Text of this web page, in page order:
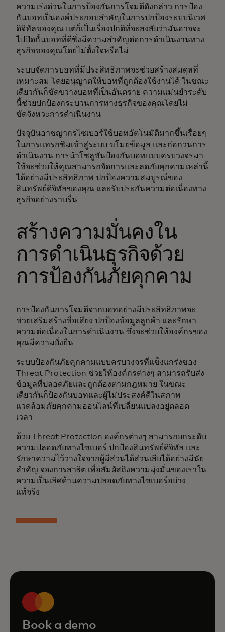
ความเร่งด่วนในการป้องกันการโจมตีดังกล่าว การป้อง
กันบอทเป็นองค์ประกอบสำคัญในการปกป้องระบบนิเวศ
ดิจิทัลของคุณ แต่ก็เป็นเรื่องปกติที่จะสงสัยว่ามันอาจจะ
ไปปิดกั้นบอทที่ดีซึ่งมีความสำคัญต่อการดำเนินงานทาง
ธุรกิจของคุณโดยไม่ตั้งใจหรือไม่
ระบบจัดการบอทที่มีประสิทธิภาพจะช่วยสร้างสมดุลที่
เหมาะสม โดยอนุญาตให้บอทที่ถูกต้องใช้งานได้ ในขณะ
เดียวกันก็ขัดขวางบอทที่เป็นอันตราย ความแม่นยำระดับ
นี้ช่วยปกป้องกระบวนการทางธุรกิจของคุณโดยไม่
ขัดจังหวะการดำเนินงาน
ปัจจุบันอาชญากรไซเบอร์ใช้บอทอัตโนมัติมากขึ้นเรื่อยๆ
ในการแทรกซึมเข้าสู่ระบบ ขโมยข้อมูล และก่อกวนการ
ดำเนินงาน การนำโซลูชันป้องกันบอทแบบครบวงจรมา
ใช้จะช่วยให้คุณสามารถจัดการและลดภัยคุกคามเหล่านี้
ได้อย่างมีประสิทธิภาพ ปกป้องความสมบูรณ์ของ
สินทรัพย์ดิจิทัลของคุณ และรับประกันความต่อเนื่องทาง
ธุรกิจอย่างราบรื่น
สร้างความมั่นคงใน
การดำเนินธุรกิจด้วย
การป้องกันภัยคุกคาม
การป้องกันการโจมตีจากบอทอย่างมีประสิทธิภาพจะ
ช่วยเสริมสร้างชื่อเสียง ปกป้องข้อมูลลูกค้า และรักษา
ความต่อเนื่องในการดำเนินงาน ซึ่งจะช่วยให้องค์กรของ
คุณมีความยั่งยืน
ระบบป้องกันภัยคุกคามแบบครบวงจรที่แข็งแกร่งของ
Threat Protection ช่วยให้องค์กรต่างๆ สามารถรับส่ง
ข้อมูลที่ปลอดภัยและถูกต้องตามกฎหมาย ในขณะ
เดียวกันก็ป้องกันบอทและผู้ไม่ประสงค์ดีในสภาพ
แวดล้อมภัยคุกคามออนไลน์ที่เปลี่ยนแปลงอยู่ตลอด
เวลา
ด้วย Threat Protection องค์กรต่างๆ สามารถยกระดับ
ความปลอดภัยทางไซเบอร์ ปกป้องสินทรัพย์ดิจิทัล และ
รักษาความไว้วางใจจากผู้มีส่วนได้ส่วนเสียได้อย่างมีนัย
สำคัญ จองการสาธิตเพื่อสัมผัสถึงความมุ่งมั่นของเราใน
ความเป็นเลิศด้านความปลอดภัยทางไซเบอร์อย่าง
แท้จริง
Book a demo